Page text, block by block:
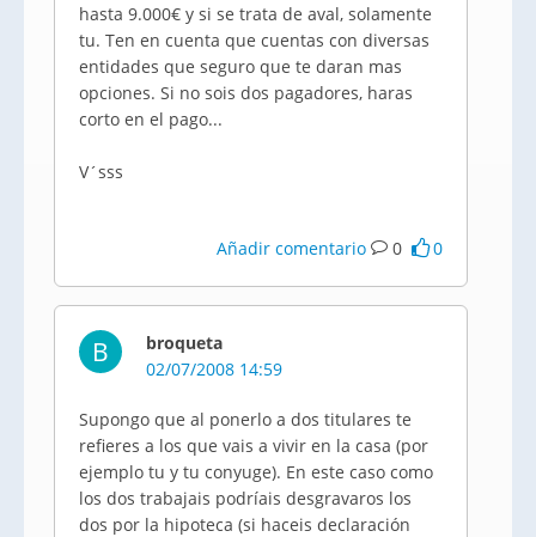
hasta 9.000€ y si se trata de aval, solamente
tu. Ten en cuenta que cuentas con diversas
entidades que seguro que te daran mas
opciones. Si no sois dos pagadores, haras
corto en el pago...
V´sss
Añadir comentario 0 0
B
broqueta
02/07/2008 14:59
Supongo que al ponerlo a dos titulares te
refieres a los que vais a vivir en la casa (por
ejemplo tu y tu conyuge). En este caso como
los dos trabajais podríais desgravaros los
dos por la hipoteca (si haceis declaración